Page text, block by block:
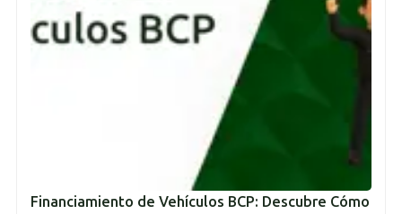
Financiamiento de Vehículos BCP: Descubre Cómo